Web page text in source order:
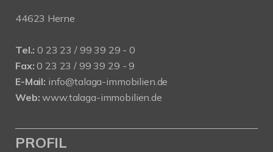
44623 Herne
Tel.: 0 23 23 / 99 39 29 - 0
Fax: 0 23 23 / 99 39 29 - 9
E-Mail: info@talaga-immobilien.de
Web: www.talaga-immobilien.de
PROFIL